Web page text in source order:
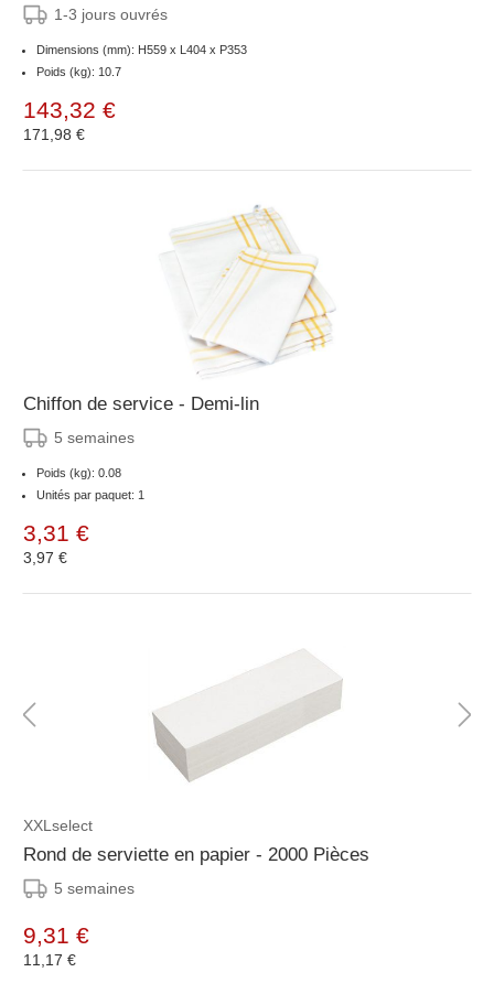
1-3 jours ouvrés
Dimensions (mm): H559 x L404 x P353
Poids (kg): 10.7
143,32 €
171,98 €
Chiffon de service - Demi-lin
5 semaines
Poids (kg): 0.08
Unités par paquet: 1
3,31 €
3,97 €
XXLselect
Rond de serviette en papier - 2000 Pièces
5 semaines
9,31 €
11,17 €